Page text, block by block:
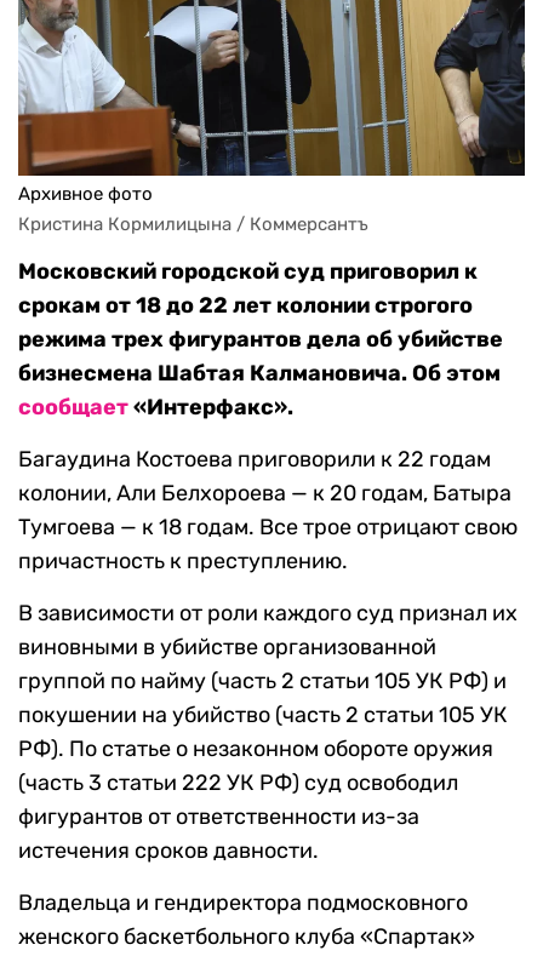
Архивное фото
Кристина Кормилицына / Коммерсантъ
Московский городской суд приговорил к
срокам от 18 до 22 лет колонии строгого
режима трех фигурантов дела об убийстве
бизнесмена Шабтая Калмановича. Об этом
сообщает«Интерфакс».
Багаудина Костоева приговорили к 22 годам
колонии, Али Белхороева — к 20 годам, Батыра
Тумгоева — к 18 годам. Все трое отрицают свою
причастность к преступлению.
В зависимости от роли каждого суд признал их
виновными в убийстве организованной
группой по найму (часть 2 статьи 105 УК РФ) и
покушении на убийство (часть 2 статьи 105 УК
РФ). По статье о незаконном обороте оружия
(часть 3 статьи 222 УК РФ) суд освободил
фигурантов от ответственности из-за
истечения сроков давности.
Владельца и гендиректора подмосковного
женского баскетбольного клуба «Спартак»